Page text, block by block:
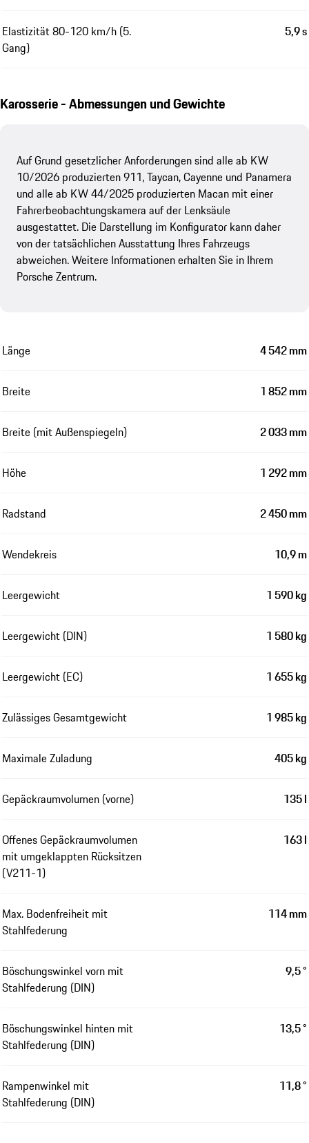
Elastizität 80-120 km/h (5.
Gang)
5,9 s
Karosserie - Abmessungen und Gewichte
Auf Grund gesetzlicher Anforderungen sind alle ab KW
10/2026 produzierten 911, Taycan, Cayenne und Panamera
und alle ab KW 44/2025 produzierten Macan mit einer
Fahrerbeobachtungskamera auf der Lenksäule
ausgestattet. Die Darstellung im Konfigurator kann daher
von der tatsächlichen Ausstattung Ihres Fahrzeugs
abweichen. Weitere Informationen erhalten Sie in Ihrem
Porsche Zentrum.
Länge 4 542 mm
Breite 1 852 mm
Breite (mit Außenspiegeln) 2 033 mm
Höhe 1 292 mm
Radstand 2 450 mm
Wendekreis 10,9 m
Leergewicht 1 590 kg
Leergewicht (DIN) 1 580 kg
Leergewicht (EC) 1 655 kg
Zulässiges Gesamtgewicht 1 985 kg
Maximale Zuladung 405 kg
Gepäckraumvolumen (vorne) 135 l
Offenes Gepäckraumvolumen
mit umgeklappten Rücksitzen
(V211-1)
163 l
Max. Bodenfreiheit mit
Stahlfederung
114 mm
Böschungswinkel vorn mit
Stahlfederung (DIN)
9,5 °
Böschungswinkel hinten mit
Stahlfederung (DIN)
13,5 °
Rampenwinkel mit
Stahlfederung (DIN)
11,8 °